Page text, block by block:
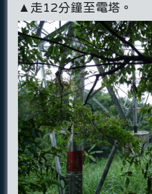
▲走12分鐘至電塔。